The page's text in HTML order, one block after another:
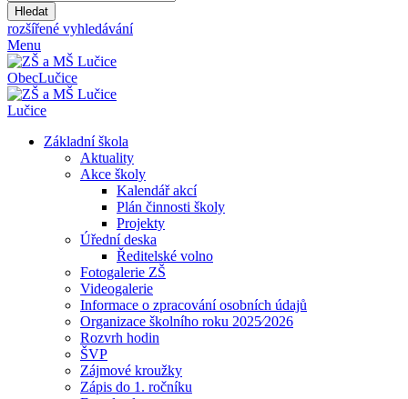
Hledat
rozšířené vyhledávání
Menu
ObecLučice
Lučice
Základní škola
Aktuality
Akce školy
Kalendář akcí
Plán činnosti školy
Projekty
Úřední deska
Ředitelské volno
Fotogalerie ZŠ
Videogalerie
Informace o zpracování osobních údajů
Organizace školního roku 2025⁄2026
Rozvrh hodin
ŠVP
Zájmové kroužky
Zápis do 1. ročníku